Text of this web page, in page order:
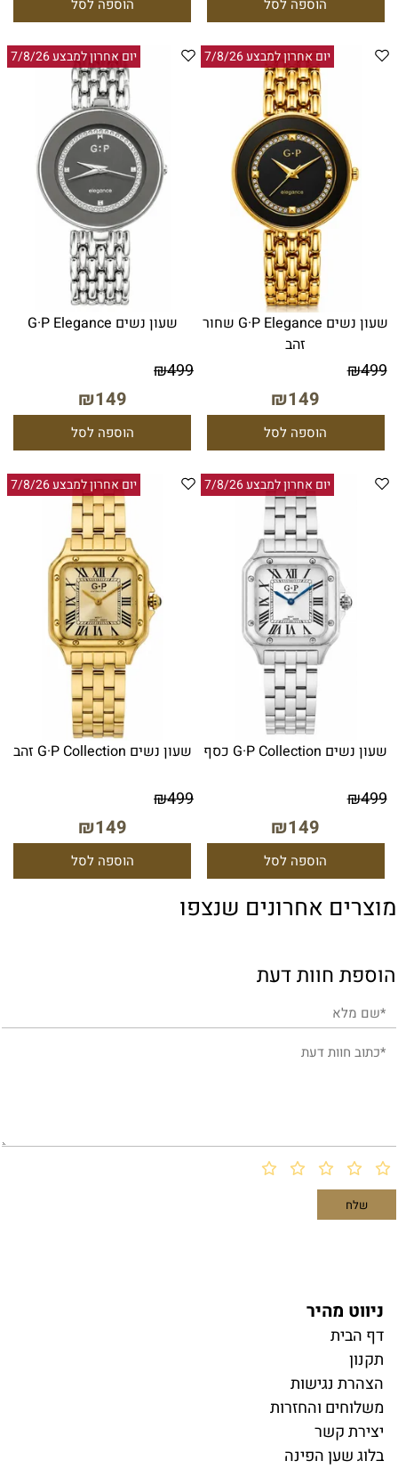
הוספה לסל הוספה לסל
יום אחרון למבצע 7/8/26
שעון נשים G·P Elegance שחור
זהב
₪499
₪149
הוספה לסל
יום אחרון למבצע 7/8/26
שעון נשים G·P Elegance
₪499
₪149
הוספה לסל
יום אחרון למבצע 7/8/26
שעון נשים G·P Collection כסף
₪499
₪149
הוספה לסל
יום אחרון למבצע 7/8/26
שעון נשים G·P Collection זהב
₪499
₪149
הוספה לסל
מוצרים אחרונים שנצפו
הוספת חוות דעת
ניווט מהיר
דף הבית
תקנון
הצהרת נגישות
משלוחים והחזרות
יצירת קשר
בלוג שען הפינה